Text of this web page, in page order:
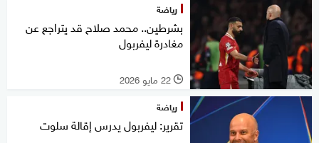
رياضة
بشرطين.. محمد صلاح قد يتراجع عن
مغادرة ليفربول
l 22 مايو 2026
رياضة
تقرير: ليفربول يدرس إقالة سلوت